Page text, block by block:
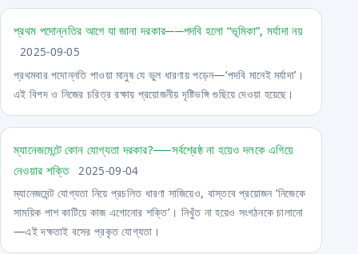
প্রথম পদোন্নতির আগে যা জানা দরকার──পদবি হলো “ভূমিকা”, মর্যাদা নয়
2025-09-05
প্রথমবার পদোন্নতি পাওয়া মানুষ যে ভুল ধারণায় পড়েন—‘পদবি মানেই মর্যাদা’।
এই বিপদ ও নিজের চরিত্র রক্ষায় প্রয়োজনীয় দৃষ্টিভঙ্গি গুছিয়ে দেওয়া হয়েছে।
ম্যানেজমেন্টে কোন যোগ্যতা দরকার?──সর্বশ্রেষ্ঠ না হয়েও দলকে এগিয়ে
নেওয়ার শক্তি
2025-09-04
ম্যানেজমেন্ট যোগ্যতা নিয়ে প্রচলিত ধারণা সাজিয়েও, বাস্তবে প্রয়োজন ‘নিজেকে
সাময়িক পাশ কাটিয়ে কাজ এগোনোর শক্তি’। নিখুঁত না হয়েও সংগঠনকে চালানো
—এই দক্ষতাই বসের প্রকৃত যোগ্যতা।